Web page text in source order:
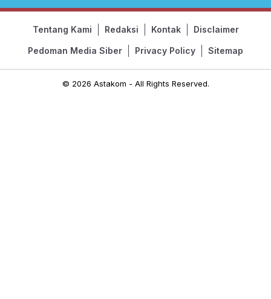
Tentang Kami Redaksi Kontak Disclaimer
Pedoman Media Siber Privacy Policy Sitemap
© 2026 Astakom - All Rights Reserved.